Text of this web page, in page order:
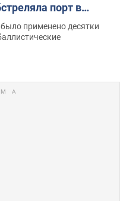
порт в
применено десятки